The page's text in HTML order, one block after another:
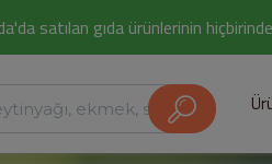
satılan gıda ürünlerinin